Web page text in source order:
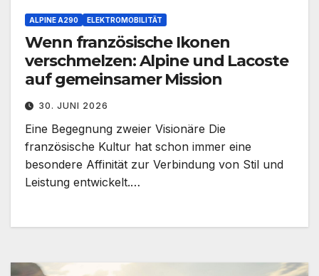
ALPINE A290 ELEKTROMOBILITÄT
Wenn französische Ikonen
verschmelzen: Alpine und Lacoste
auf gemeinsamer Mission
30. JUNI 2026
Eine Begegnung zweier Visionäre Die
französische Kultur hat schon immer eine
besondere Affinität zur Verbindung von Stil und
Leistung entwickelt.…